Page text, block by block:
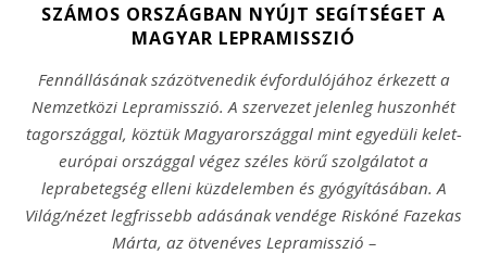
SZÁMOS ORSZÁGBAN NYÚJT SEGÍTSÉGET A
MAGYAR LEPRAMISSZIÓ
Fennállásának százötvenedik évfordulójához érkezett a
Nemzetközi Lepramisszió. A szervezet jelenleg huszonhét
tagországgal, köztük Magyarországgal mint egyedüli kelet-
európai országgal végez széles körű szolgálatot a
leprabetegség elleni küzdelemben és gyógyításában. A
Világ/nézet legfrissebb adásának vendége Riskóné Fazekas
Márta, az ötvenéves Lepramisszió –